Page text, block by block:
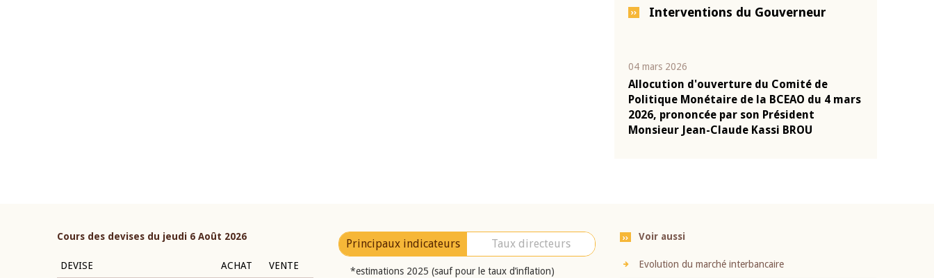
Interventions du Gouverneur
04 mars 2026
Allocution d'ouverture du Comité de
Politique Monétaire de la BCEAO du 4 mars
2026, prononcée par son Président
Monsieur Jean-Claude Kassi BROU
Cours des devises du jeudi 6 Août 2026
DEVISE ACHAT VENTE
Principaux indicateurs Taux directeurs
*estimations 2025 (sauf pour le taux d’inflation)
Voir aussi
Evolution du marché interbancaire